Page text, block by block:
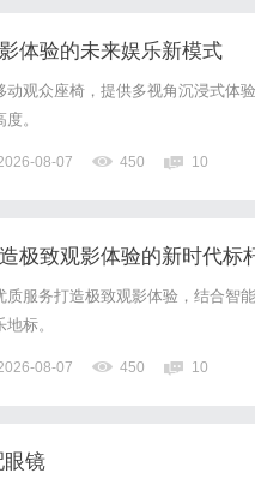
体验的未来娱乐新模式
动观众座椅，提供多视角沉浸式体
。
08-07 450 10
极致观影体验的新时代标
服务打造极致观影体验，结合智
标。
08-07 450 10
眼镜